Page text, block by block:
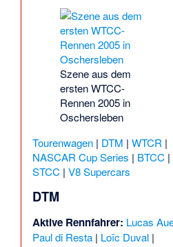
Szene aus dem
ersten WTCC-
Rennen 2005 in
Oschersleben
Tourenwagen| DTM | WTCR |
NASCAR Cup Series | BTCC|
STCC| V8 Supercars
DTM
Aktive Rennfahrer: Lucas
Paul di Resta| Loïc Duval|